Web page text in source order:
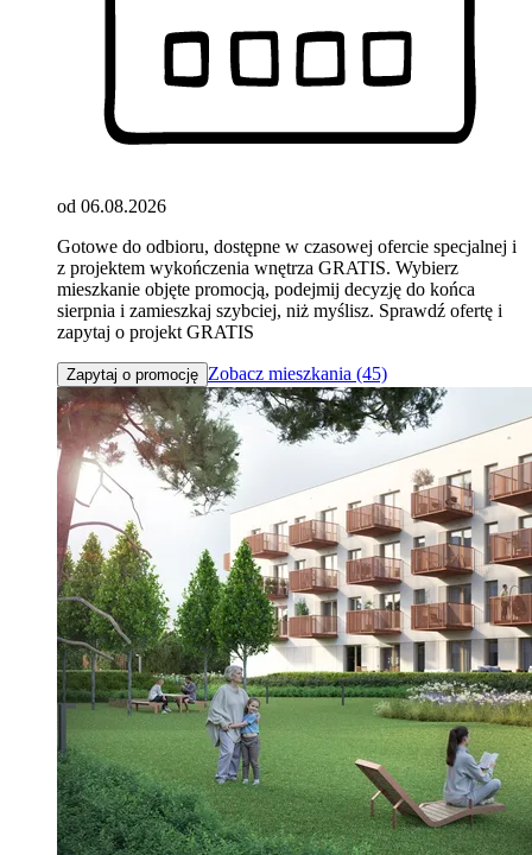
od 06.08.2026
Gotowe do odbioru, dostępne w czasowej ofercie specjalnej i
z projektem wykończenia wnętrza GRATIS. Wybierz
mieszkanie objęte promocją, podejmij decyzję do końca
sierpnia i zamieszkaj szybciej, niż myślisz. Sprawdź ofertę i
zapytaj o projekt GRATIS
Zapytaj o promocję Zobacz mieszkania (45)